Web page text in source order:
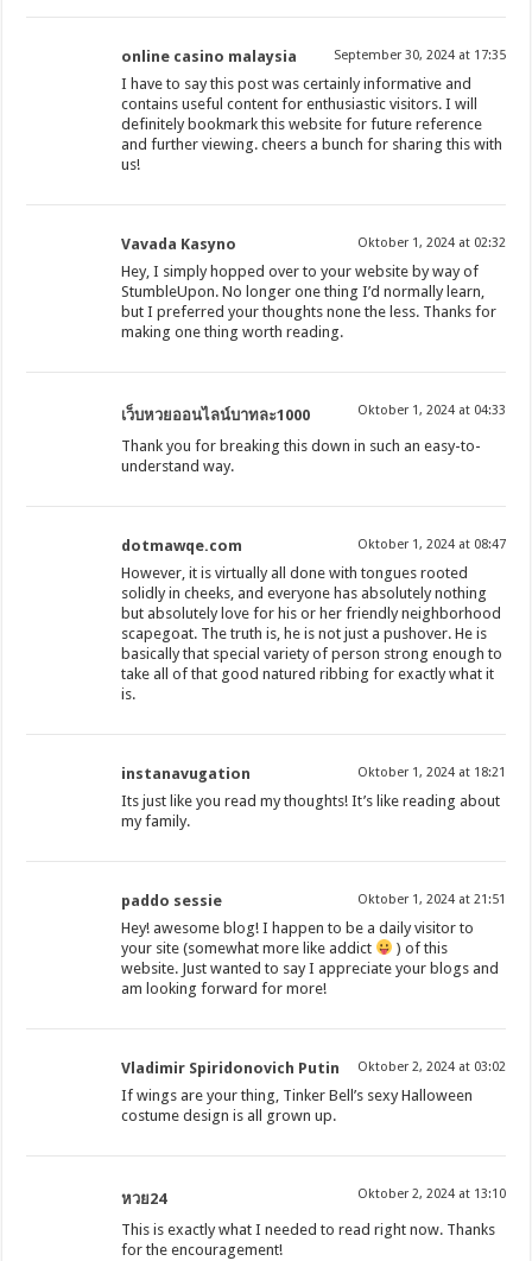
online casino malaysia September 30, 2024 at 17:35
I have to say this post was certainly informative and
contains useful content for enthusiastic visitors. I will
definitely bookmark this website for future reference
and further viewing. cheers a bunch for sharing this with
us!
Vavada Kasyno Oktober 1, 2024 at 02:32
Hey, I simply hopped over to your website by way of
StumbleUpon. No longer one thing I’d normally learn,
but I preferred your thoughts none the less. Thanks for
making one thing worth reading.
เว็บหวยออนไลน์บาทละ1000 Oktober 1, 2024 at 04:33
Thank you for breaking this down in such an easy-to-
understand way.
dotmawqe.com Oktober 1, 2024 at 08:47
However, it is virtually all done with tongues rooted
solidly in cheeks, and everyone has absolutely nothing
but absolutely love for his or her friendly neighborhood
scapegoat. The truth is, he is not just a pushover. He is
basically that special variety of person strong enough to
take all of that good natured ribbing for exactly what it
is.
instanavugation Oktober 1, 2024 at 18:21
Its just like you read my thoughts! It’s like reading about
my family.
paddo sessie Oktober 1, 2024 at 21:51
Hey! awesome blog! I happen to be a daily visitor to
your site (somewhat more like addict
) of this
website. Just wanted to say I appreciate your blogs and
am looking forward for more!
Vladimir Spiridonovich Putin Oktober 2, 2024 at 03:02
If wings are your thing, Tinker Bell’s sexy Halloween
costume design is all grown up.
หวย24 Oktober 2, 2024 at 13:10
This is exactly what I needed to read right now. Thanks
for the encouragement!